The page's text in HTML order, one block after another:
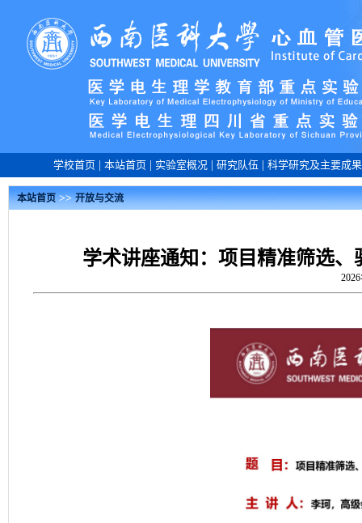
学校首页| 本站首页| 实验室概况| 研究队伍 科学研究及主要成果
本站首页>>开放与交流
学术讲座通知：项目精准筛选、